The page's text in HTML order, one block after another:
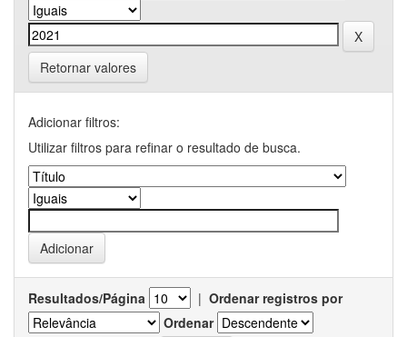
Retornar valores
Adicionar filtros:
Utilizar filtros para refinar o resultado de busca.
Resultados/Página | Ordenar registros por
Ordenar